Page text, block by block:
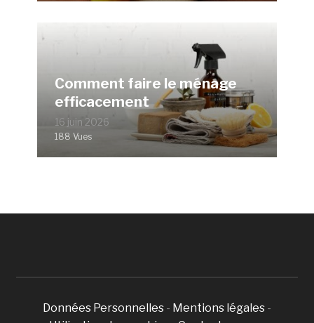
Comment faire le ménage
efficacement
16 juin 2026
188 Vues
Données Personnelles - Mentions légales -